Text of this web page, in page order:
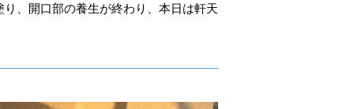
、開口部の養生が終わり、本日は軒天